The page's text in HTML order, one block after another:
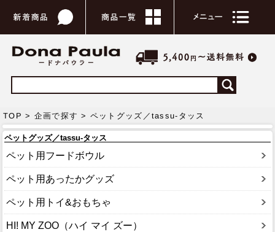
TOP > 企画で探す > ペットグッズ／tassu-タッス
ペットグッズ／tassu-タッス
ペット用フードボウル
ペット用あったかグッズ
ペット用トイ&おもちゃ
HI! MY ZOO（ハイ マイ ズー）